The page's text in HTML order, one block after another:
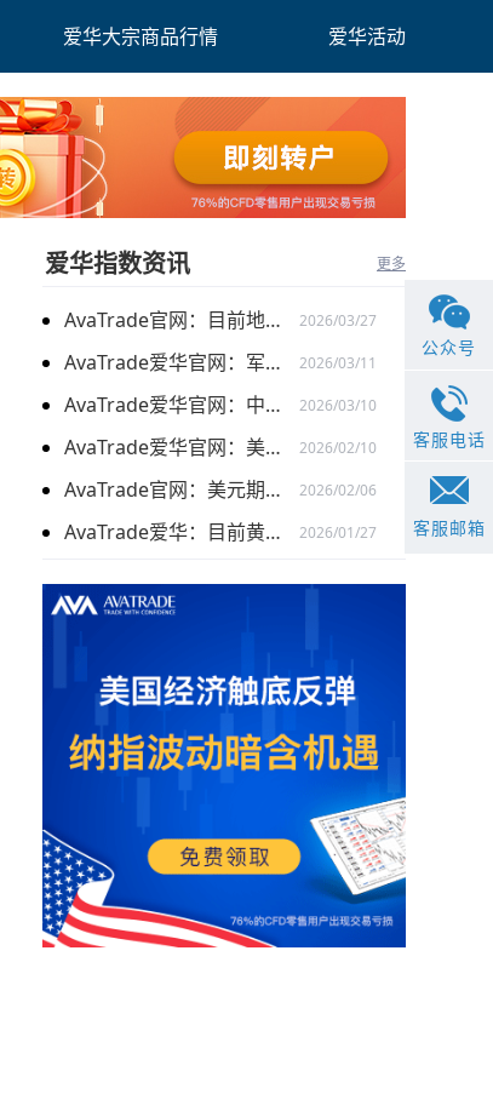
爱华大宗商品行情 爱华活动
爱华指数资讯 更多
AvaTrade官网：目前地缘关系引发的供需的变化，带来的燃料油价格持续上涨 2026/03/27
AvaTrade爱华官网：军事行动的担忧下，黄金价格持续上涨 2026/03/11
AvaTrade爱华官网：中东局势以及避险需求下，黄金价格走势稳健 2026/03/10
AvaTrade爱华官网：美元走弱以及就业数据疲软，美股三大指数集体上涨 2026/02/10
AvaTrade官网：美元期货走强的情况下，现货黄金价格探底回升 2026/02/06
AvaTrade爱华：目前黄金价格涨势延续，关注全球市场变化 2026/01/27
公众号
客服电话
客服邮箱